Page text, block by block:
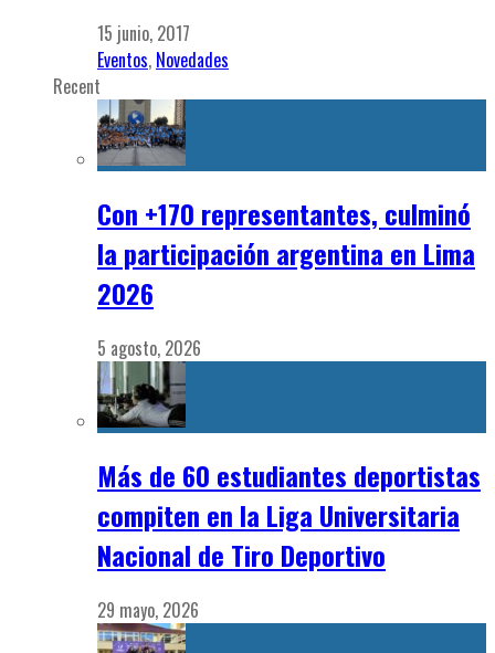
15 junio, 2017
Eventos, Novedades
Recent
Con +170 representantes, culminó
la participación argentina en Lima
2026
5 agosto, 2026
Más de 60 estudiantes deportistas
compiten en la Liga Universitaria
Nacional de Tiro Deportivo
29 mayo, 2026